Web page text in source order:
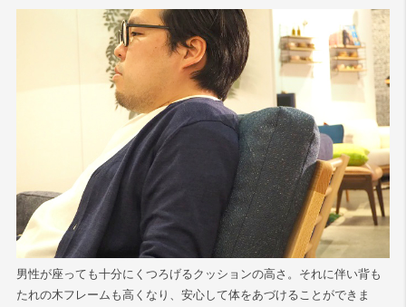
男性が座っても十分にくつろげるクッションの高さ。それに伴い背も
たれの木フレームも高くなり、安心して体をあづけることができま